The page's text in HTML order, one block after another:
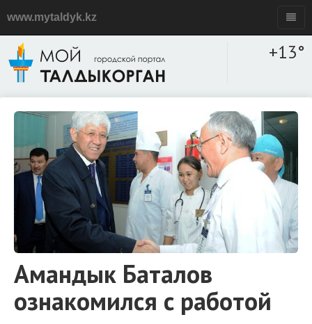
www.mytaldyk.kz
+13°
Амандык Баталов
ознакомился с работой